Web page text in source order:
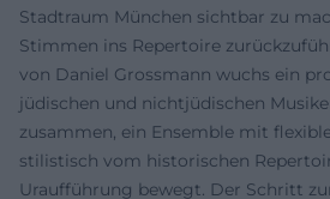
Stadtraum München sichtbar zu
Stimmen ins Repertoire
von Daniel Grossmann wuchs ein
jüdischen und nichtjüdischen
zusammen, ein Ensemble mit
stilistisch vom historischen
Uraufführung bewegt. Der Schritt